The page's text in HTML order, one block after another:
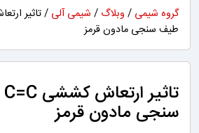
گروه شیمی / وبلاگ / شیمی آلی
طیف سنجی مادون قرمز
سنجی مادون قرمز